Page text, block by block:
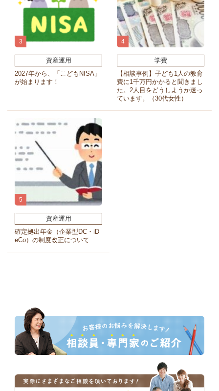
資産運用
2027年から、「こどもNISA」
が始まります！
学費
【相談事例】子ども1人の教育
費に1千万円かかると聞きまし
た。2人目をどうしようか迷っ
ています。（30代女性）
資産運用
確定拠出年金（企業型DC・iD
eCo）の制度改正について